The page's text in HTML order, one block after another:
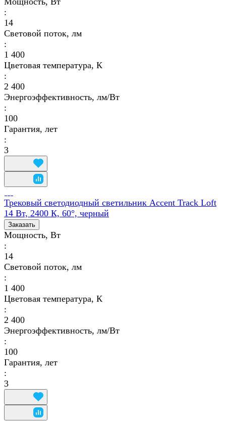
:
14
Световой поток, лм
:
1 400
Цветовая температура, К
:
2 400
Энергоэффективность, лм/Вт
:
100
Гарантия, лет
:
3
Трековый светодиодный светильник Accent Track Loft
14 Вт, 2400 К, 60°, черный
Заказать
Мощность, Вт
:
14
Световой поток, лм
:
1 400
Цветовая температура, К
:
2 400
Энергоэффективность, лм/Вт
:
100
Гарантия, лет
:
3